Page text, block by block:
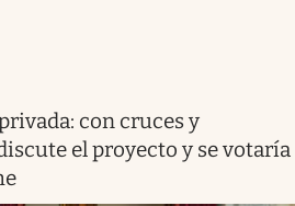
con cruces y
el proyecto y se votaría